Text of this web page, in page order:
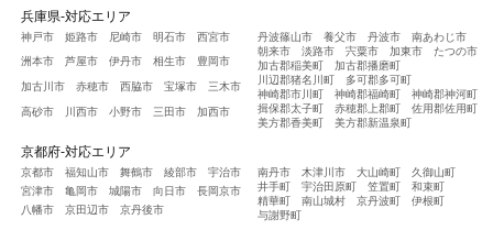
兵庫県-対応エリア
神戸市 姫路市 尼崎市 明石市 西宮市
洲本市 芦屋市 伊丹市 相生市 豊岡市
加古川市 赤穂市 西脇市 宝塚市 三木市
高砂市 川西市 小野市 三田市 加西市
丹波篠山市 養父市 丹波市
南あわじ市
朝来市
淡路市 宍粟市 加東市
たつの市
加古郡稲美町
加古郡播磨町
川辺郡猪名川町
多可郡多可町
神崎郡市川町
神崎郡福崎町
神崎郡神河町
揖保郡太子町
赤穂郡上郡町
佐用郡佐用町
美方郡香美町
美方郡新温泉町
京都府-対応エリア
京都市 福知山市 舞鶴市 綾部市
宇治市
宮津市
亀岡市 城陽市 向日市
長岡京市
八幡市
京田辺市 京丹後市
南丹市 木津川市 大山崎町
久御山町
井手町
宇治田原町 笠置町
和束町
精華町
南山城村 京丹波町
伊根町
与謝野町